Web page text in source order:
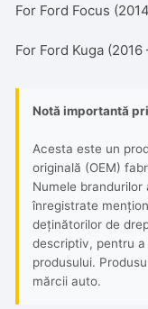
For Ford Focus
For Ford Kuga
Notă importantă
Acesta este un
originală (OEM)
Numele
înregistrate
deținătorilor de
descriptiv, pentru
produsului.
mărcii auto.